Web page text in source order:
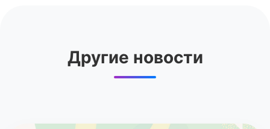
Другие новости